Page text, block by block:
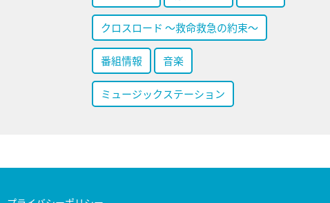
クロスロード ～救命救急の約束～
番組情報 音楽
ミュージックステーション